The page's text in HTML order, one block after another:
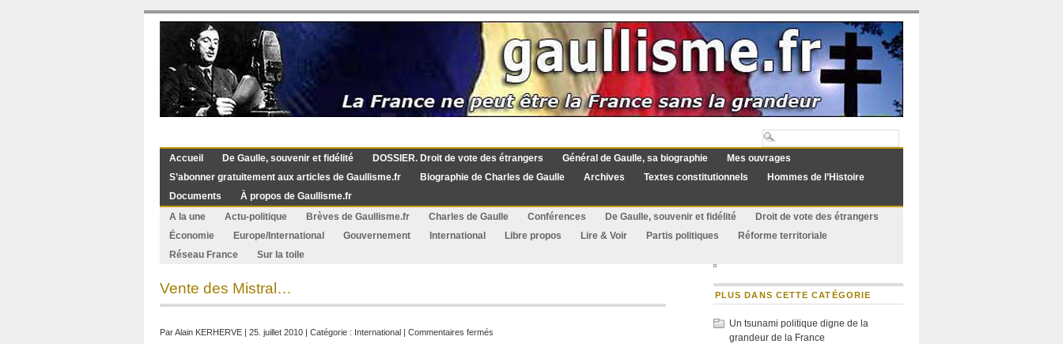
Accueil De Gaulle, souvenir et fidélité DOSSIER. Droit de vote des étrangers Général de Gaulle, sa biographie
Mes ouvrages
S’abonner gratuitement aux articles de Gaullisme.fr
Biographie de Charles de Gaulle Archives Textes constitutionnels
Hommes de l’Histoire
Documents
À propos de Gaullisme.fr
A la une
Actu-politique Brèves de Gaullisme.fr Charles de Gaulle Conférences De Gaulle, souvenir et fidélité
Droit de vote des étrangers
Économie
Europe/International Gouvernement International Libre propos Lire & Voir Partis politiques
Réforme territoriale
Réseau France
Sur la toile
Vente des Mistral…
ParAlain KERHERVE | 25. juillet 2010 | Catégorie : International | Commentaires fermés
PLUS DANS CETTE CATÉGORIE
Un tsunami politique digne de la
grandeur de la France